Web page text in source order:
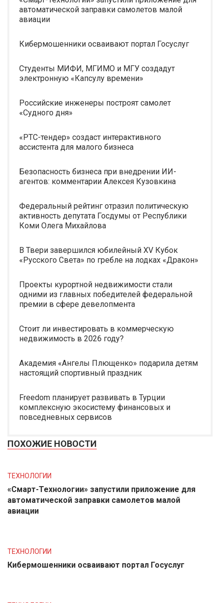
автоматической заправки самолетов малой
авиации
Кибермошенники осваивают портал Госуслуг
Студенты МИФИ, МГИМО и МГУ создадут
электронную «Капсулу времени»
Российские инженеры построят самолет
«Судного дня»
«РТС-тендер» создаст интерактивного
ассистента для малого бизнеса
Безопасность бизнеса при внедрении ИИ-
агентов: комментарии Алексея Кузовкина
Федеральный рейтинг отразил политическую
активность депутата Госдумы от Республики
Коми Олега Михайлова
В Твери завершился юбилейный XV Кубок
«Русского Света» по гребле на лодках «Дракон»
Проекты курортной недвижимости стали
одними из главных победителей федеральной
премии в сфере девелопмента
Стоит ли инвестировать в коммерческую
недвижимость в 2026 году?
Академия «Ангелы Плющенко» подарила детям
настоящий спортивный праздник
Freedom планирует развивать в Турции
комплексную экосистему финансовых и
повседневных сервисов
ПОХОЖИЕ НОВОСТИ
ТЕХНОЛОГИИ
«Смарт-Технологии» запустили приложение для
автоматической заправки самолетов малой
авиации
ТЕХНОЛОГИИ
Кибермошенники осваивают портал Госуслуг